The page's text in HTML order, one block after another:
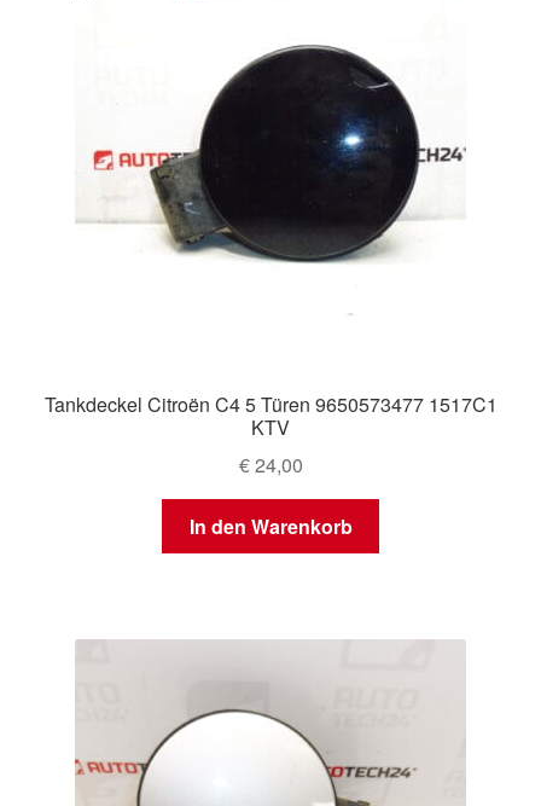
Tankdeckel Citroën C4 5 Türen 9650573477 1517C1
KTV
€24,00
In den Warenkorb